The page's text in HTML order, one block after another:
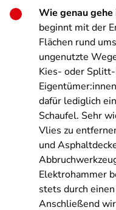
Wie genau gehe
beginnt mit der
Flächen rund
ungenutzte
Kies- oder
dafür lediglich
Schaufel. Sehr
Vlies zu
und
Elektrohammer
stets durch
Anschließend